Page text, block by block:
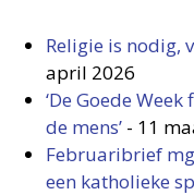
Religie is nodig,
april 2026
‘De Goede
de mens’ - 11
Februaribrief
een katholieke